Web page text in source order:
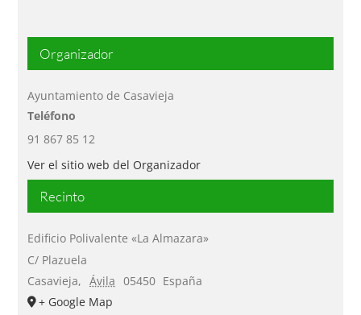
Recinto
Edificio Polivalente «La Almazara»
C/ Plazuela
Casavieja, Ávila 05450 España
+ Google Map
Organizador
Ayuntamiento de Casavieja
Teléfono
91 867 85 12
Ver el sitio web del Organizador